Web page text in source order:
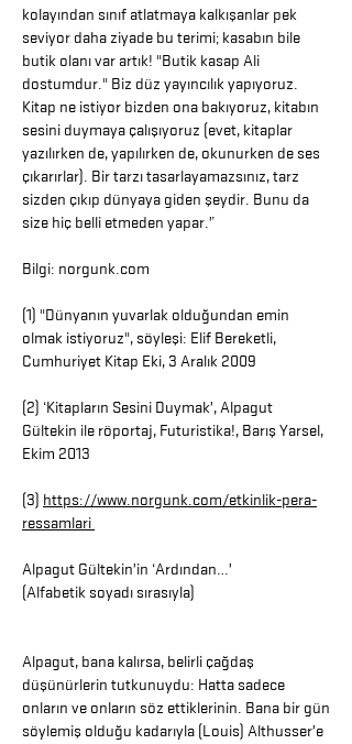
kolayından sınıf atlatmaya kalkışanlar pek
seviyor daha ziyade bu terimi; kasabın bile
butik olanı var artık! "Butik kasap Ali
dostumdur." Biz düz yayıncılık yapıyoruz.
Kitap ne istiyor bizden ona bakıyoruz, kitabın
sesini duymaya çalışıyoruz (evet, kitaplar
yazılırken de, yapılırken de, okunurken de ses
çıkarırlar). Bir tarzı tasarlayamazsınız, tarz
sizden çıkıp dünyaya giden şeydir. Bunu da
size hiç belli etmeden yapar.”
Bilgi: norgunk.com
(1) "Dünyanın yuvarlak olduğundan emin
olmak istiyoruz", söyleşi: Elif Bereketli,
Cumhuriyet Kitap Eki, 3 Aralık 2009
(2) ‘Kitapların Sesini Duymak’, Alpagut
Gültekin ile röportaj, Futuristika!, Barış Yarsel,
Ekim 2013
(3) https://www.norgunk.com/etkinlik-pera-
ressamlari
Alpagut Gültekin’in ‘Ardından…’
(Alfabetik soyadı sırasıyla)
Alpagut, bana kalırsa, belirli çağdaş
düşünürlerin tutkunuydu: Hatta sadece
onların ve onların söz ettiklerinin. Bana bir gün
söylemiş olduğu kadarıyla (Louis) Althusser’e